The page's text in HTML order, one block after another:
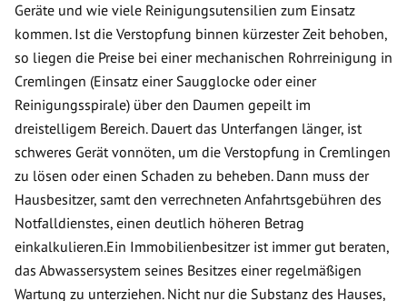
Geräte und wie viele Reinigungsutensilien zum Einsatz
kommen. Ist die Verstopfung binnen kürzester Zeit behoben,
so liegen die Preise bei einer mechanischen Rohrreinigung in
Cremlingen (Einsatz einer Saugglocke oder einer
Reinigungsspirale) über den Daumen gepeilt im
dreistelligem Bereich. Dauert das Unterfangen länger, ist
schweres Gerät vonnöten, um die Verstopfung in Cremlingen
zu lösen oder einen Schaden zu beheben. Dann muss der
Hausbesitzer, samt den verrechneten Anfahrtsgebühren des
Notfalldienstes, einen deutlich höheren Betrag
einkalkulieren.Ein Immobilienbesitzer ist immer gut beraten,
das Abwassersystem seines Besitzes einer regelmäßigen
Wartung zu unterziehen. Nicht nur die Substanz des Hauses,